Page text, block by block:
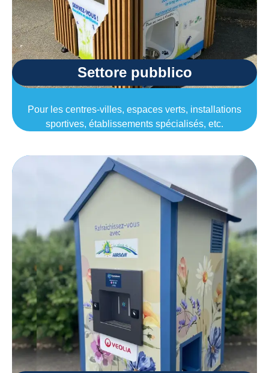
Settore pubblico
Pour les centres-villes, espaces verts, installations
sportives, établissements spécialisés, etc.